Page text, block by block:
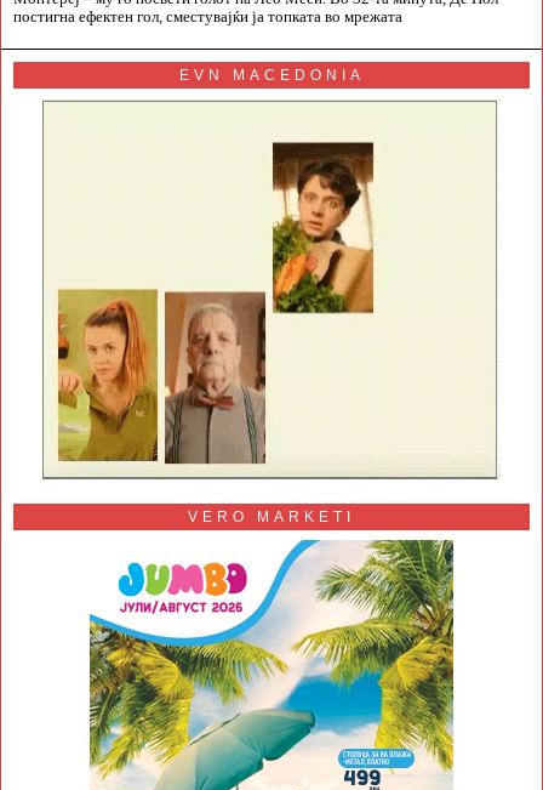
постигна ефектен гол, сместувајќи ја топката во мрежата
EVN MACEDONIA
VERO MARKETI